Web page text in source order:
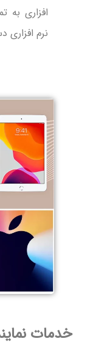
افزاری
نرم
خدمات